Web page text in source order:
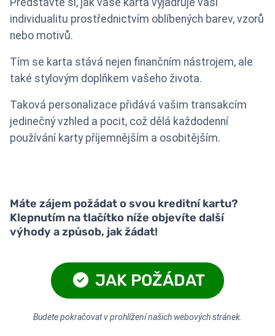
Představte si, jak vaše karta vyjadřuje vaši
individualitu prostřednictvím oblíbených barev, vzorů
nebo motivů.
Tím se karta stává nejen finančním nástrojem, ale
také stylovým doplňkem vašeho života.
Taková personalizace přidává vašim transakcím
jedinečný vzhled a pocit, což dělá každodenní
používání karty příjemnějším a osobitějším.
Máte zájem požádat o svou kreditní kartu?
Klepnutím na tlačítko níže objevíte další
výhody a způsob, jak žádat!
JAK POŽÁDAT
Budete pokračovat v prohlížení našich webových stránek.